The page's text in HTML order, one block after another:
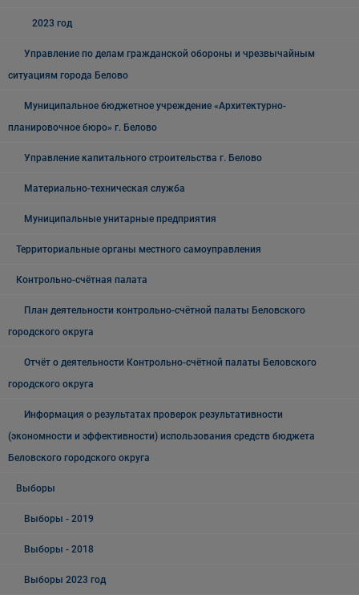
2023 год
Управление по делам гражданской обороны и чрезвычайным
ситуациям города Белово
Муниципальное бюджетное учреждение «Архитектурно-
планировочное бюро» г. Белово
Управление капитального строительства г. Белово
Материально-техническая служба
Муниципальные унитарные предприятия
Территориальные органы местного самоуправления
Контрольно-счётная палата
План деятельности контрольно-счётной палаты Беловского
городского округа
Отчёт о деятельности Контрольно-счётной палаты Беловского
городского округа
Информация о результатах проверок результативности
(экономности и эффективности) использования средств бюджета
Беловского городского округа
Выборы
Выборы - 2019
Выборы - 2018
Выборы 2023 год